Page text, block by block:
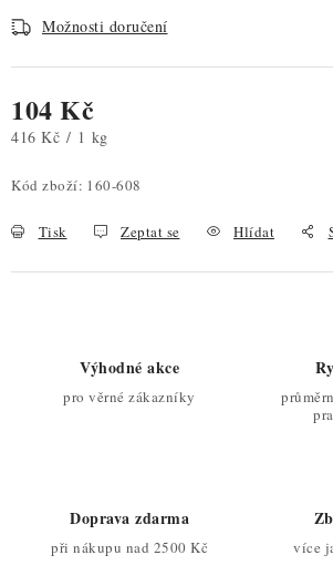
Možnosti doručení
104 Kč
Měrná cena:
416 Kč / 1 kg
Kód zboží: 160-608
Tisk Zeptat se Hlídat
Výhodné akce
pro věrné zákazníky
Doprava zdarma
při nákupu nad 2500 Kč více